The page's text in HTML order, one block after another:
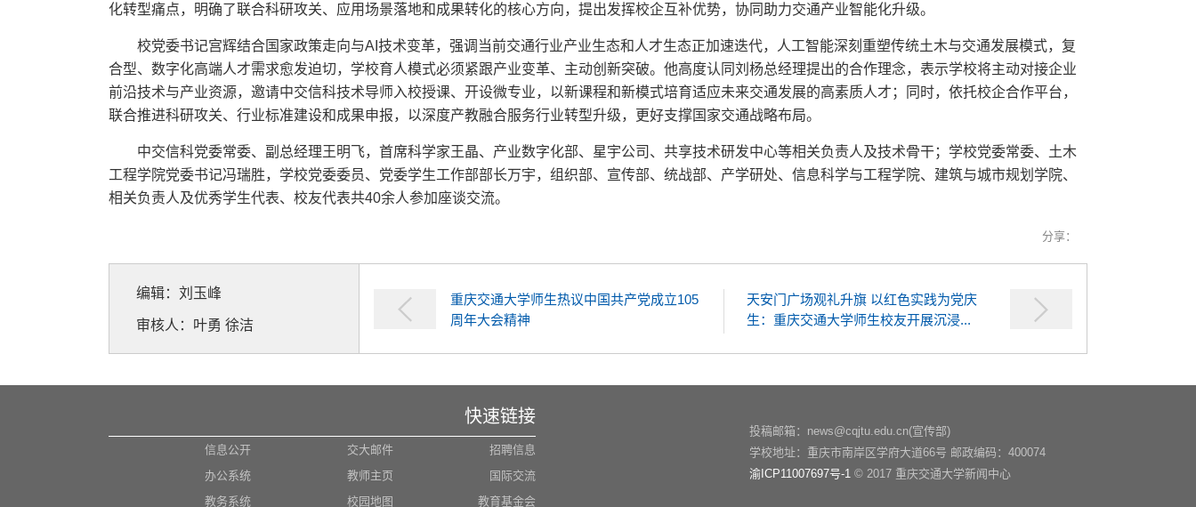
化转型痛点，明确了联合科研攻关、应用场景落地和成果转化的核心方向，提出发挥校企互补优势，协同助力交通产业智能化升级。
校党委书记宫辉结合国家政策走向与AI技术变革，强调当前交通行业产业生态和人才生态正加速迭代，人工智能深刻重塑传统土木与交通发展模式，复
合型、数字化高端人才需求愈发迫切，学校育人模式必须紧跟产业变革、主动创新突破。他高度认同刘杨总经理提出的合作理念，表示学校将主动对接企业
前沿技术与产业资源，邀请中交信科技术导师入校授课、开设微专业，以新课程和新模式培育适应未来交通发展的高素质人才；同时，依托校企合作平台，
联合推进科研攻关、行业标准建设和成果申报，以深度产教融合服务行业转型升级，更好支撑国家交通战略布局。
中交信科党委常委、副总经理王明飞，首席科学家王晶、产业数字化部、星宇公司、共享技术研发中心等相关负责人及技术骨干；学校党委常委、土木
工程学院党委书记冯瑞胜，学校党委委员、党委学生工作部部长万宇，组织部、宣传部、统战部、产学研处、信息科学与工程学院、建筑与城市规划学院、
相关负责人及优秀学生代表、校友代表共40余人参加座谈交流。
分享：
编辑：刘玉峰
审核人：叶勇 徐洁
重庆交通大学师生热议中国共产党成立105
周年大会精神
天安门广场观礼升旗 以红色实践为党庆
生：重庆交通大学师生校友开展沉浸...
快速链接
信息公开
办公系统
教务系统
交大邮件
教师主页
校园地图
招聘信息
国际交流
教育基金会
投稿邮箱：news@cqjtu.edu.cn(宣传部)
学校地址：重庆市南岸区学府大道66号 邮政编码：400074
渝ICP11007697号-1 © 2017 重庆交通大学新闻中心